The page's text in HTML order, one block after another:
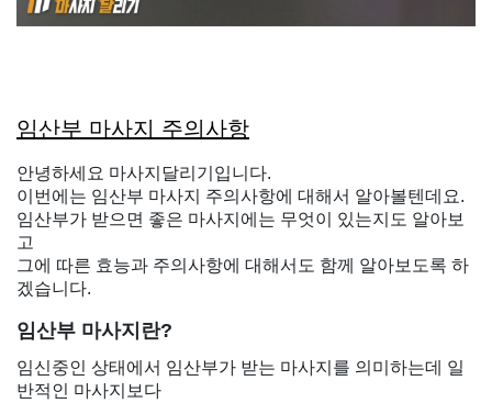
임산부 마사지 주의사항
안녕하세요 마사지달리기입니다.
이번에는 임산부 마사지 주의사항에 대해서 알아볼텐데요.
임산부가 받으면 좋은 마사지에는 무엇이 있는지도 알아보
고
그에 따른 효능과 주의사항에 대해서도 함께 알아보도록 하
겠습니다.
임산부 마사지란?
임신중인 상태에서 임산부가 받는 마사지를 의미하는데 일
반적인 마사지보다